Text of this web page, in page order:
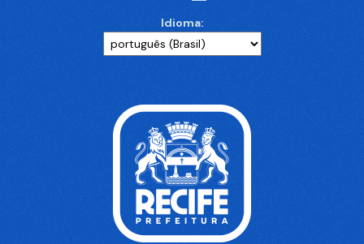
Idioma